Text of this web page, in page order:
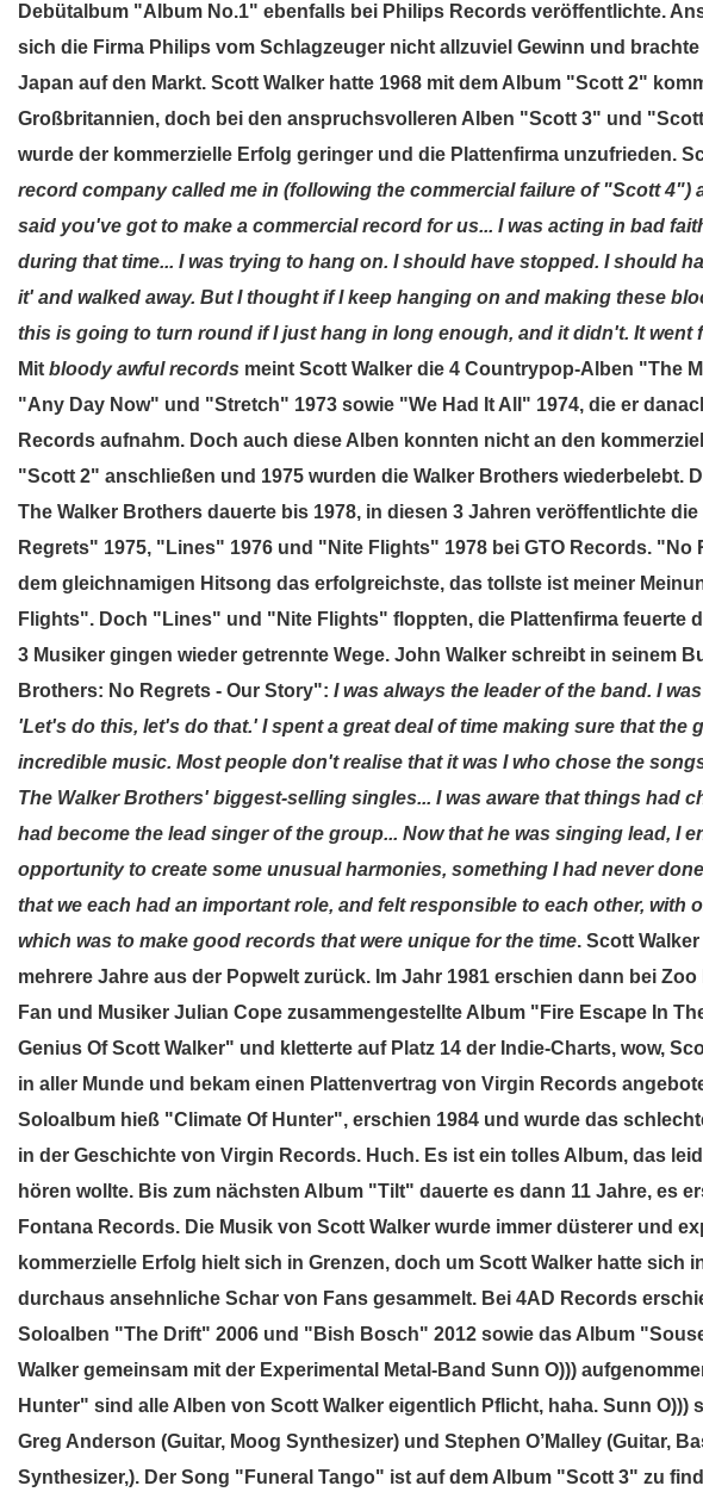
Debütalbum "Album No.1" ebenfalls bei Philips Records veröffentlichte.
sich die Firma Philips vom Schlagzeuger nicht allzuviel Gewinn und
Japan auf den Markt. Scott Walker hatte 1968 mit dem Album "Scott 2"
Großbritannien, doch bei den anspruchsvolleren Alben "Scott 3" und
wurde der kommerzielle Erfolg geringer und die Plattenfirma unzufrieden.
record company called me in (following the commercial failure of "Scott 4")
said you've got to make a commercial record for us... I was acting in bad
during that time... I was trying to hang on. I should have stopped. I should
it' and walked away. But I thought if I keep hanging on and making these
this is going to turn round if I just hang in long enough, and it didn't. It went
Mit bloody awful records meint Scott Walker die 4 Countrypop-Alben "The
"Any Day Now" und "Stretch" 1973 sowie "We Had It All" 1974, die er
Records aufnahm. Doch auch diese Alben konnten nicht an den
"Scott 2" anschließen und 1975 wurden die Walker Brothers wiederbelebt.
The Walker Brothers dauerte bis 1978, in diesen 3 Jahren veröffentlichte
Regrets" 1975, "Lines" 1976 und "Nite Flights" 1978 bei GTO Records. "No
dem gleichnamigen Hitsong das erfolgreichste, das tollste ist meiner
Flights". Doch "Lines" und "Nite Flights" floppten, die Plattenfirma feuerte
3 Musiker gingen wieder getrennte Wege. John Walker schreibt in seinem
Brothers: No Regrets - Our Story": I was always the leader of the band. I
'Let's do this, let's do that.' I spent a great deal of time making sure that the
incredible music. Most people don't realise that it was I who chose the
The Walker Brothers' biggest-selling singles... I was aware that things had
had become the lead singer of the group... Now that he was singing lead, I
opportunity to create some unusual harmonies, something I had never
that we each had an important role, and felt responsible to each other, with
which was to make good records that were unique for the time. Scott
mehrere Jahre aus der Popwelt zurück. Im Jahr 1981 erschien dann bei
Fan und Musiker Julian Cope zusammengestellte Album "Fire Escape In
Genius Of Scott Walker" und kletterte auf Platz 14 der Indie-Charts, wow,
in aller Munde und bekam einen Plattenvertrag von Virgin Records
Soloalbum hieß "Climate Of Hunter", erschien 1984 und wurde das
in der Geschichte von Virgin Records. Huch. Es ist ein tolles Album, das
hören wollte. Bis zum nächsten Album "Tilt" dauerte es dann 11 Jahre, es
Fontana Records. Die Musik von Scott Walker wurde immer düsterer und
kommerzielle Erfolg hielt sich in Grenzen, doch um Scott Walker hatte sich
durchaus ansehnliche Schar von Fans gesammelt. Bei 4AD Records
Soloalben "The Drift" 2006 und "Bish Bosch" 2012 sowie das Album
Walker gemeinsam mit der Experimental Metal-Band Sunn O)))
Hunter" sind alle Alben von Scott Walker eigentlich Pflicht, haha. Sunn O)))
Greg Anderson (Guitar, Moog Synthesizer) und Stephen O’Malley (Guitar,
Synthesizer,). Der Song "Funeral Tango" ist auf dem Album "Scott 3" zu